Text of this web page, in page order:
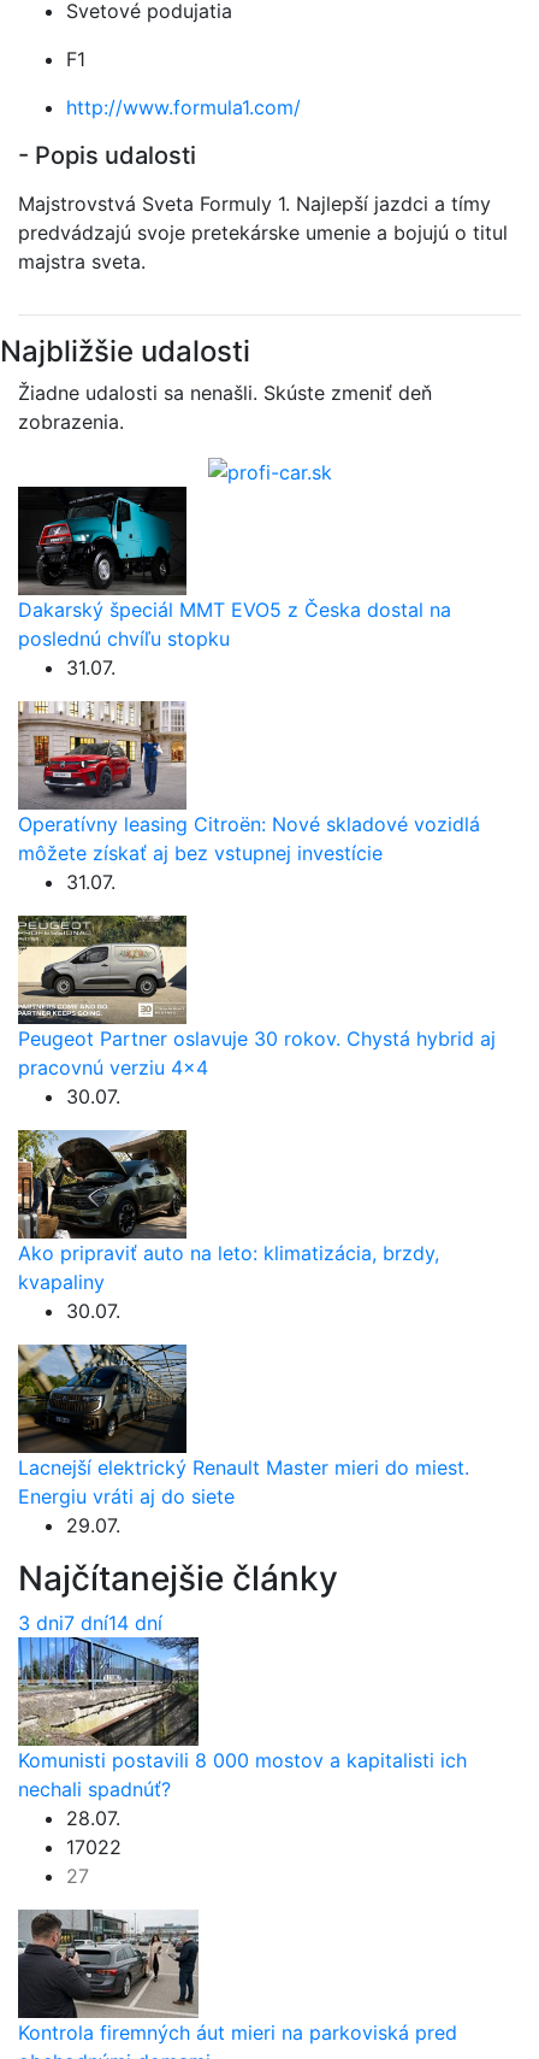
Svetové podujatia
F1
http://www.formula1.com/
- Popis udalosti
Majstrovstvá Sveta Formuly 1. Najlepší jazdci a tímy
predvádzajú svoje pretekárske umenie a bojujú o titul
majstra sveta.
Najbližšie udalosti
Žiadne udalosti sa nenašli. Skúste zmeniť deň
zobrazenia.
Dakarský špeciál MMT EVO5 z Česka dostal na
poslednú chvíľu stopku
31.07.
Operatívny leasing Citroën: Nové skladové vozidlá
môžete získať aj bez vstupnej investície
31.07.
Peugeot Partner oslavuje 30 rokov. Chystá hybrid aj
pracovnú verziu 4×4
30.07.
Ako pripraviť auto na leto: klimatizácia, brzdy,
kvapaliny
30.07.
Lacnejší elektrický Renault Master mieri do miest.
Energiu vráti aj do siete
29.07.
Najčítanejšie články
3 dni7 dní14 dní
Komunisti postavili 8 000 mostov a kapitalisti ich
nechali spadnúť?
28.07.
17022
27
Kontrola firemných áut mieri na parkoviská pred